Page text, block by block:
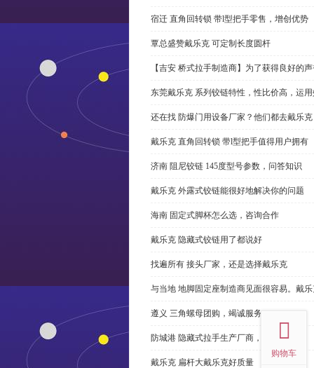
宿迁 直角回转锁 带l型把手零售，增创优势
覃总盛赞戴乐克 可定制长度圆杆
【吉安 桥式拉手制造商】为了获得良好的
东莞戴乐克 系列铰链特性，性比价高，运
还在找 防爆门用设备厂家？他们都去戴乐克
戴乐克 直角回转锁 带l型把手值得用户拥有
济南 阻尼铰链 145度型号参数，问答知识
戴乐克 外露式铰链能很好地解决你的问题
海南 固定式脚杯怎么选，咨询合作
戴乐克 隐藏式铰链用了都说好
找遍所有 接头厂家，还是选择戴乐克
与当地 地脚固定座制造商见面很容易。戴
遵义 三角螺母团购，竭诚服务
防城港 隐藏式拉手生产厂商，尊重客户
戴乐克 扁杆大戴乐克好质量
购物车